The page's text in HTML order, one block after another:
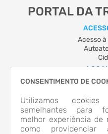
CONSENTIMENTO DE
Utilizamos
semelhantes para
melhor experiência de
como providenciar
PORTAL DA
Acesso
RUA VIGANDO
CEP:
(47)